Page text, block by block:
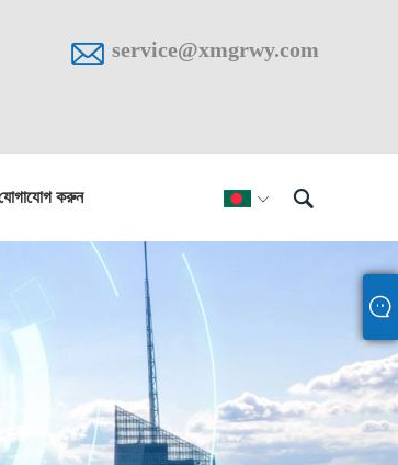
 service@xmgrwy.com
 
করুন